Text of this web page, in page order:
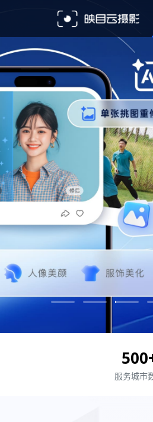
照片直
即拍、即传、即修、
免费体验
500
服务城市